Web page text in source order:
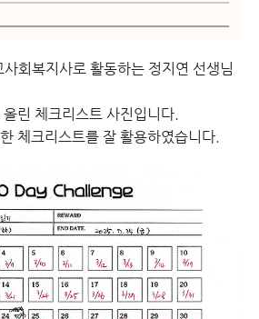
회복지사로 활동하는 정지연 선생님
린 체크리스트 사진입니다.
체크리스트를 잘 활용하였습니다.